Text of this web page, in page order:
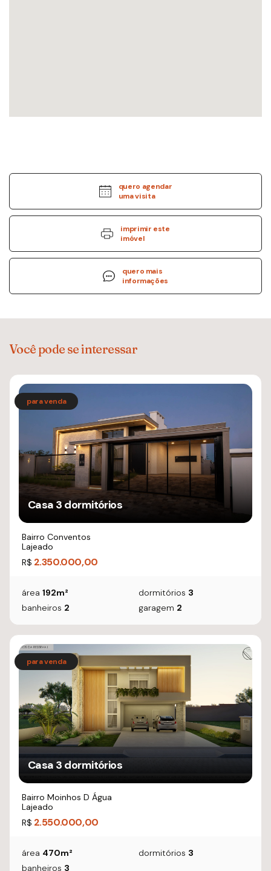
quero agendar
uma visita
imprimir este
imóvel
quero mais
informações
Você pode se interessar
Casa 3 dormitórios
Bairro Conventos
Lajeado
R$ 2.350.000,00
área 192m² dormitórios 3
banheiros 2 garagem 2
Casa 3 dormitórios
Bairro Moinhos D Água
Lajeado
R$ 2.550.000,00
área 470m² dormitórios 3
banheiros 3